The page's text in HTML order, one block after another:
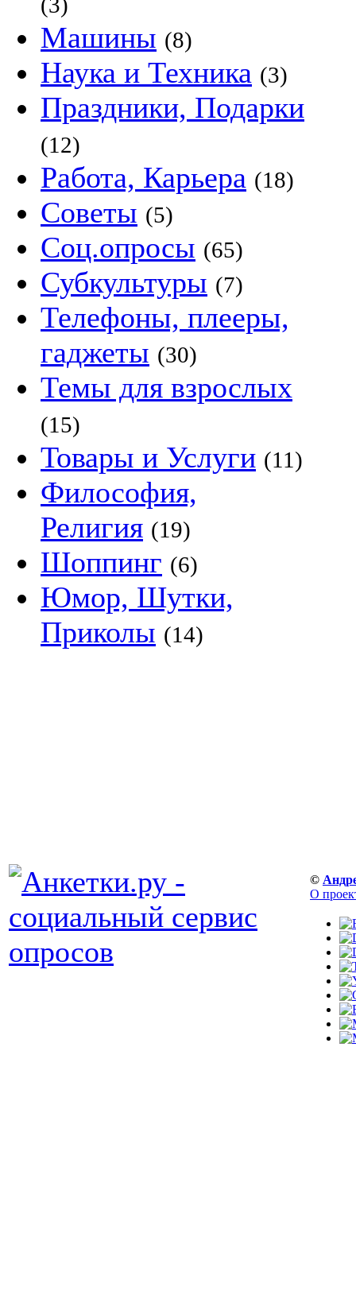
Машины (8)
Наука и Техника (3)
Праздники, Подарки
(12)
Работа, Карьера (18)
Советы (5)
Соц.опросы (65)
Субкультуры (7)
Телефоны, плееры,
гаджеты (30)
Темы для взрослых
(15)
Товары и Услуги (11)
Философия,
Религия (19)
Шоппинг (6)
Юмор, Шутки,
Приколы (14)
©
О